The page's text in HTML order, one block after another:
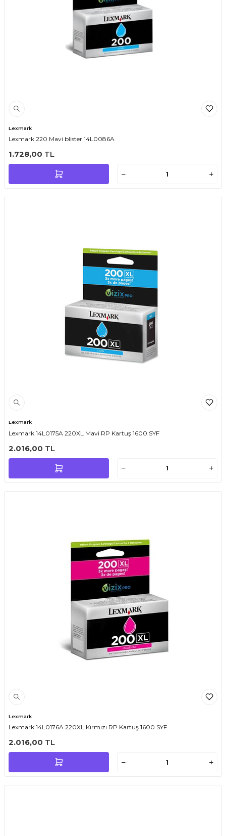
Lexmark
Lexmark 220 Mavi blister 14L0086A
1.728,00 TL
Lexmark
Lexmark 14L0175A 220XL Mavi RP Kartuş 1600 SYF
2.016,00 TL
Lexmark
Lexmark 14L0176A 220XL Kırmızı RP Kartuş 1600 SYF
2.016,00 TL